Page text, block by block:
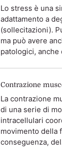
Lo stress è una
adattamento a
(sollecitazioni).
ma può avere
patologici,
Contrazione
La contrazione
di una serie di
intracellulari
movimento della
conseguenza,